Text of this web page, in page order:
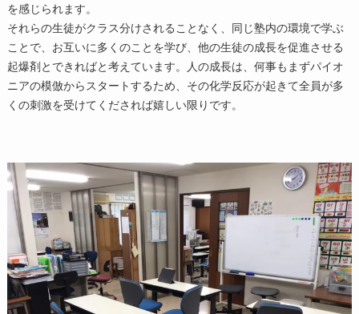
を感じられます。
それらの生徒がクラス分けされることなく、同じ塾内の環境で学ぶ
ことで、お互いに多くのことを学び、他の生徒の成長を促進させる
起爆剤とできればと考えています。人の成長は、何事もまずパイオ
ニアの模倣からスタートするため、その化学反応が起きて全員が多
くの刺激を受けてくだされば嬉しい限りです。